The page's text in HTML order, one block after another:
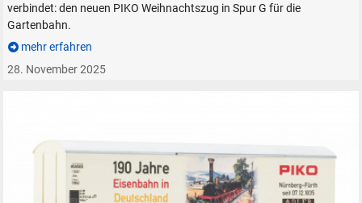
verbindet: den neuen PIKO Weihnachtszug in Spur G für die
Gartenbahn.
mehr erfahren
28. November 2025